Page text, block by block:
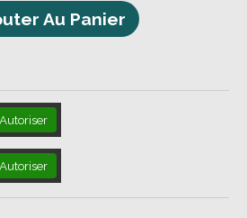
Au Panier
Autoriser
Autoriser